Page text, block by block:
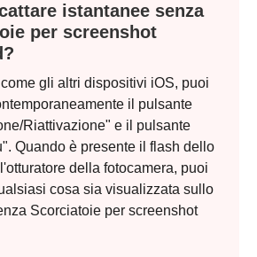
istantanee senza
per screenshot
gli altri dispositivi iOS, puoi
il pulsante
Riattivazione" e il pulsante
Quando è presente il flash dello
della fotocamera, puoi
cosa sia visualizzata sullo
Scorciatoie per screenshot